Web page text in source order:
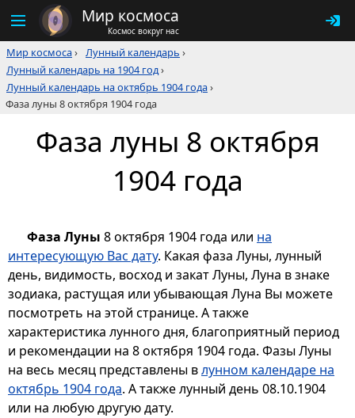
Мир космоса
Космос вокруг нас
Мир космоса› Лунный календарь ›
Лунный календарь на 1904 год›
Лунный календарь на октябрь 1904 года›
Фаза луны 8 октября 1904 года
Фаза луны 8 октября
1904 года
Фаза Луны 8 октября 1904 года или на
интересующую Вас дату. Какая фаза Луны, лунный
день, видимость, восход и закат Луны, Луна в знаке
зодиака, растущая или убывающая Луна Вы можете
посмотреть на этой странице. А также
характеристика лунного дня, благоприятный период
и рекомендации на 8 октября 1904 года. Фазы Луны
на весь месяц представлены влунном календаре на
октябрь 1904 года. А также лунный день 08.10.1904
или на любую другую дату.